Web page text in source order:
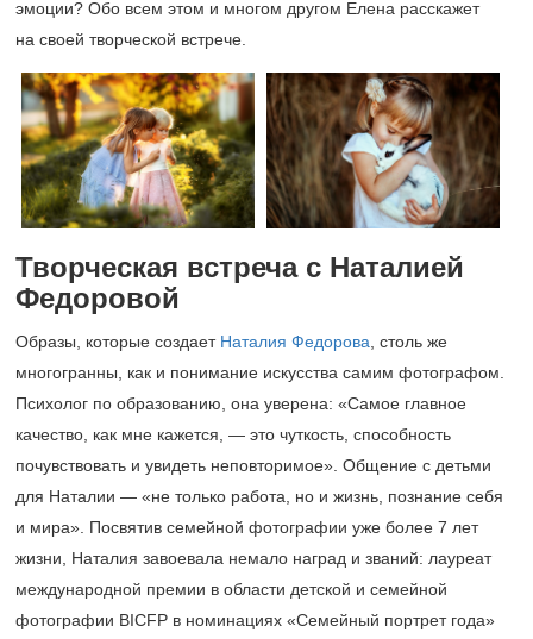
эмоции? Обо всем этом и многом другом Елена расскажет
на своей творческой встрече.
Творческая встреча с Наталией
Федоровой
Образы, которые создает Наталия Федорова , столь же
многогранны, как и понимание искусства самим фотографом.
Психолог по образованию, она уверена: «Самое главное
качество, как мне кажется, — это чуткость, способность
почувствовать и увидеть неповторимое». Общение с детьми
для Наталии — «не только работа, но и жизнь, познание себя
и мира». Посвятив семейной фотографии уже более 7 лет
жизни, Наталия завоевала немало наград и званий: лауреат
международной премии в области детской и семейной
фотографии BICFP в номинациях «Семейный портрет года»